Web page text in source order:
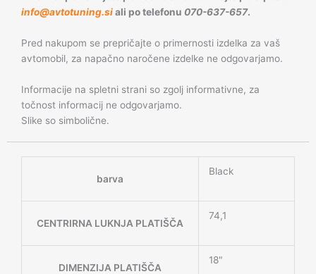
info@avtotuning.siali po telefonu 070-637-657.
Pred nakupom se prepričajte o primernosti izdelka za vaš
avtomobil, za napačno naročene izdelke ne odgovarjamo.
Informacije na spletni strani so zgolj informativne, za
točnost informacij ne odgovarjamo.
Slike so simbolične.
barva
Black
CENTRIRNA LUKNJA PLATIŠČA
74,1
DIMENZIJA PLATIŠČA
18"